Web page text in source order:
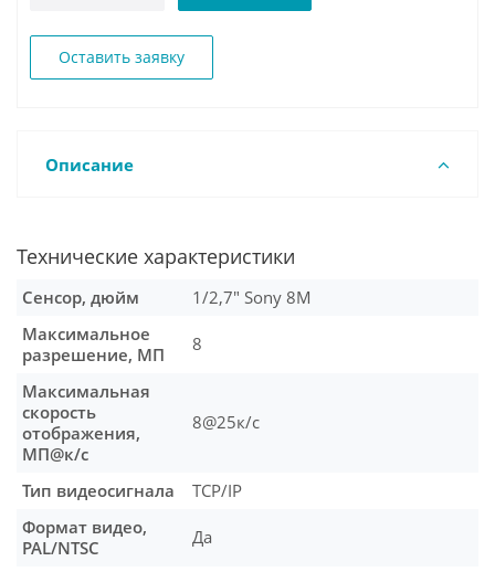
Оставить заявку
Описание
Технические характеристики
Сенсор, дюйм
1/2,7" Sony 8M
Максимальное
разрешение, МП
8
Максимальная
скорость
отображения,
МП@к/с
8@25к/c
Тип видеосигнала
TCP/IP
Формат видео,
PAL/NTSC
Да